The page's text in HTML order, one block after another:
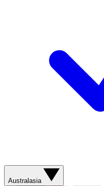
Australasia